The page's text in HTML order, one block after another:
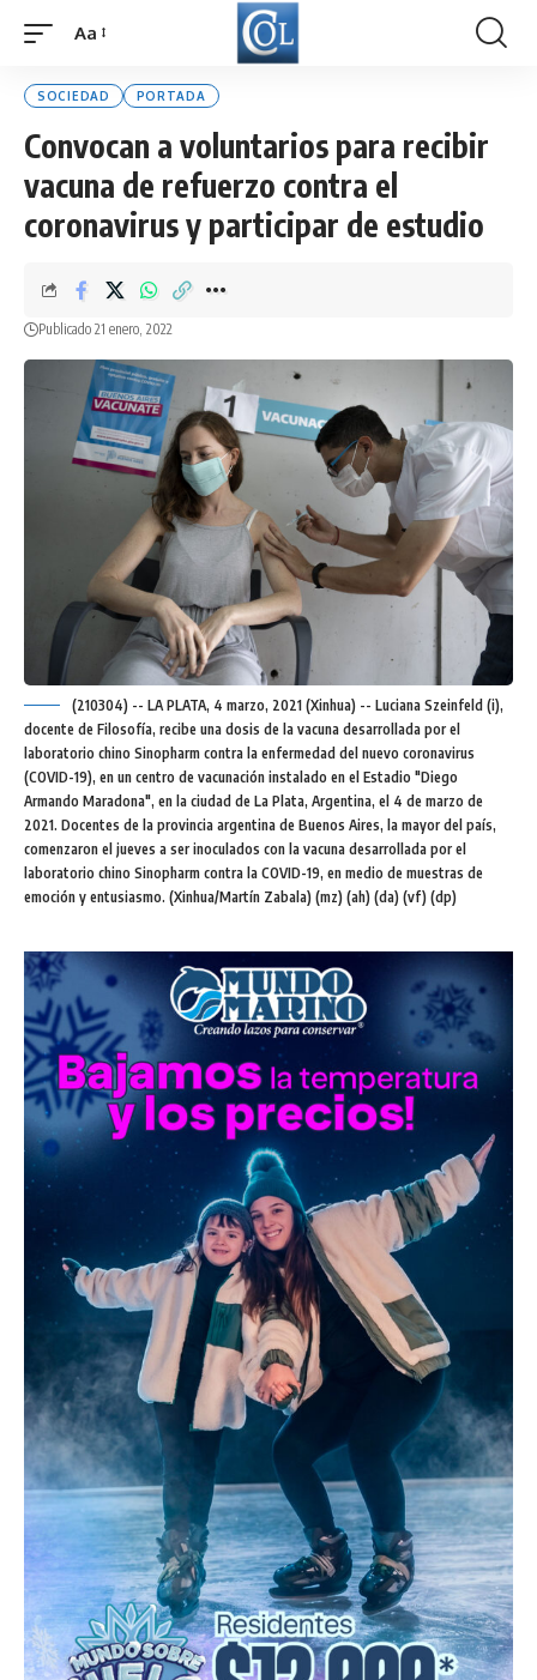
Font
Aa
SOCIEDAD PORTADA
Convocan a voluntarios para recibir
vacuna de refuerzo contra el
coronavirus y participar de estudio
Publicado 21 enero, 2022
(210304) -- LA PLATA, 4 marzo, 2021 (Xinhua) -- Luciana Szeinfeld (i),
docente de Filosofía, recibe una dosis de la vacuna desarrollada por el
laboratorio chino Sinopharm contra la enfermedad del nuevo coronavirus
(COVID-19), en un centro de vacunación instalado en el Estadio "Diego
Armando Maradona", en la ciudad de La Plata, Argentina, el 4 de marzo de
2021. Docentes de la provincia argentina de Buenos Aires, la mayor del país,
comenzaron el jueves a ser inoculados con la vacuna desarrollada por el
laboratorio chino Sinopharm contra la COVID-19, en medio de muestras de
emoción y entusiasmo. (Xinhua/Martín Zabala) (mz) (ah) (da) (vf) (dp)